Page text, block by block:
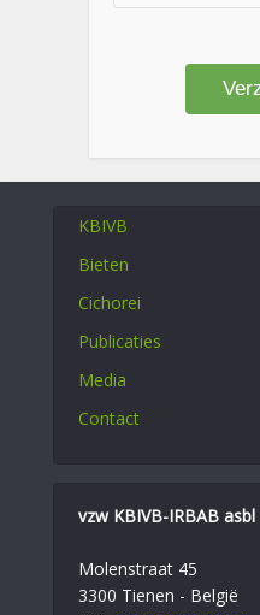
KBIVB
Bieten
Cichorei
Publicaties
Media
Contact
vzw KBIVB-IRBAB asbl
Molenstraat 45
3300 Tienen - België